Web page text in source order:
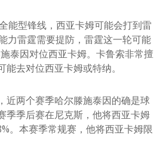
能型锋线，西亚卡姆可能会打到雷
力雷霆需要提防，雷霆这一轮可能
泰因对位西亚卡姆。卡鲁索非常擅
去对位西亚卡姆或特纳。
近两个赛季哈尔滕施泰因的确是球
季季后赛在尼克斯，他将西亚卡姆
。本赛季常规赛，他将西亚卡姆限